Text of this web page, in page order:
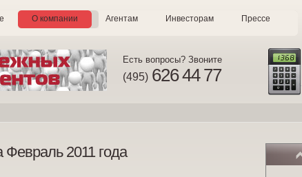
О компании Агентам Инвесторам Прессе
Есть вопросы? Звоните
(495) 626 44 77
Февраль 2011 года